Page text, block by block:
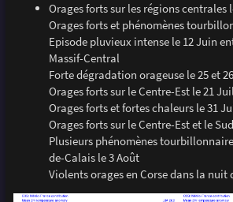
Orages forts sur les régions centrales
Orages forts et phénomènes
Episode pluvieux intense le 12 Juin
Massif-Central
Forte dégradation orageuse le 25 et
Orages forts sur le Centre-Est le 21
Orages forts et fortes chaleurs le 31
Orages forts sur le Centre-Est et le
Plusieurs phénomènes
de-Calais le 3 Août
Violents orages en Corse dans la nuit